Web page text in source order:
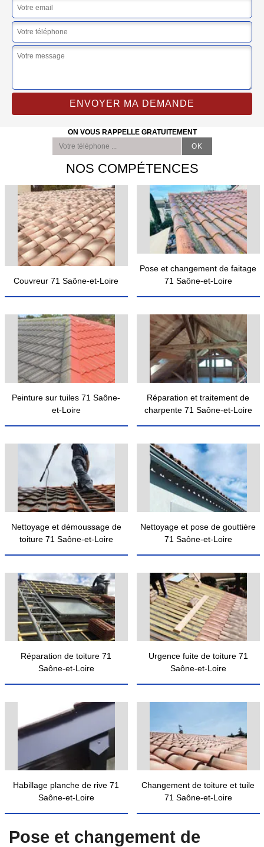
ON VOUS RAPPELLE GRATUITEMENT
NOS COMPÉTENCES
Couvreur 71 Saône-et-Loire
Pose et changement de faitage
71 Saône-et-Loire
Peinture sur tuiles 71 Saône-
et-Loire
Réparation et traitement de
charpente 71 Saône-et-Loire
Nettoyage et démoussage de
toiture 71 Saône-et-Loire
Nettoyage et pose de gouttière
71 Saône-et-Loire
Réparation de toiture 71
Saône-et-Loire
Urgence fuite de toiture 71
Saône-et-Loire
Habillage planche de rive 71
Saône-et-Loire
Changement de toiture et tuile
71 Saône-et-Loire
Pose et changement de